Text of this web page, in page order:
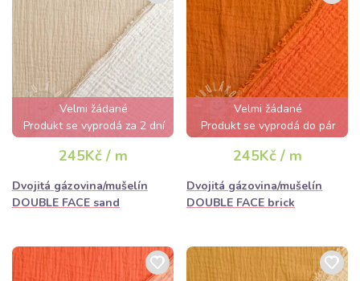
Velmi žádané
Produkt se vyprodá za 2 dní
245Kč / m
Dvojitá gázovina/mušelín
DOUBLE FACE sand
Velmi žádané
Produkt se vyprodá do pár
hodin
245Kč / m
Dvojitá gázovina/mušelín
DOUBLE FACE brick